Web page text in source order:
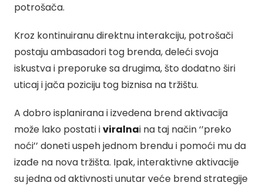
potrošača.
Kroz kontinuiranu direktnu interakciju, potrošači
postaju ambasadori tog brenda, deleći svoja
iskustva i preporuke sa drugima, što dodatno širi
uticaj i jača poziciju tog biznisa na tržištu.
A dobro isplanirana i izvedena brend aktivacija
može lako postati iviralnai na taj način ‘’preko
noći’’ doneti uspeh jednom brendu i pomoći mu da
izađe na nova tržišta. Ipak, interaktivne aktivacije
su jedna od aktivnosti unutar veće brend strategije